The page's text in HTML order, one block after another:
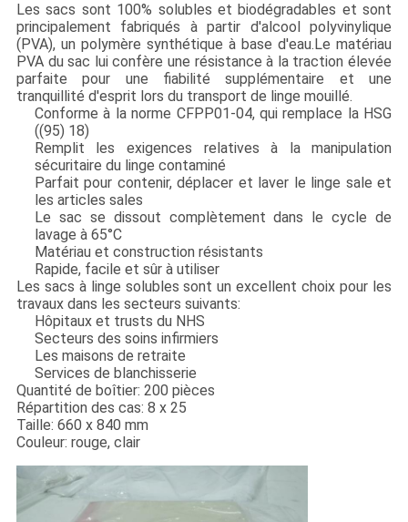
Les sacs sont 100% solubles et biodégradables et sont
principalement fabriqués à partir d'alcool polyvinylique
(PVA), un polymère synthétique à base d'eau.Le matériau
PVA du sac lui confère une résistance à la traction élevée
parfaite pour une fiabilité supplémentaire et une
tranquillité d'esprit lors du transport de linge mouillé.
Conforme à la norme CFPP01-04, qui remplace la HSG
((95) 18)
Remplit les exigences relatives à la manipulation
sécuritaire du linge contaminé
Parfait pour contenir, déplacer et laver le linge sale et
les articles sales
Le sac se dissout complètement dans le cycle de
lavage à 65°C
Matériau et construction résistants
Rapide, facile et sûr à utiliser
Les sacs à linge solubles sont un excellent choix pour les
travaux dans les secteurs suivants:
Hôpitaux et trusts du NHS
Secteurs des soins infirmiers
Les maisons de retraite
Services de blanchisserie
Quantité de boîtier: 200 pièces
Répartition des cas: 8 x 25
Taille: 660 x 840 mm
Couleur: rouge, clair